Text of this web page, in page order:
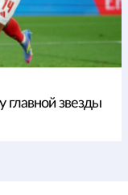
главной звезды